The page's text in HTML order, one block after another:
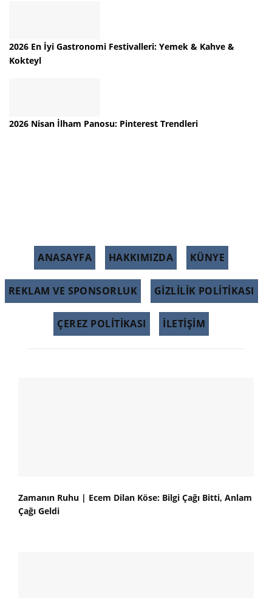
2026 En İyi Gastronomi Festivalleri: Yemek & Kahve &
Kokteyl
2026 Nisan İlham Panosu: Pinterest Trendleri
ANASAYFA HAKKIMIZDA KÜNYE
REKLAM VE SPONSORLUK GIZLILIK POLITIKASI
ÇEREZ POLITIKASI İLETİŞİM
Zamanın Ruhu | Ecem Dilan Köse: Bilgi Çağı Bitti, Anlam
Çağı Geldi